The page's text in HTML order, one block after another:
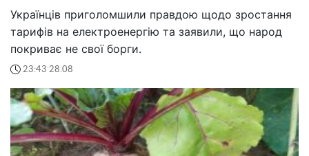
Українців приголомшили правдою щодо зростання
тарифів на електроенергію та заявили, що народ
покриває не свої борги.
23:43 28.08